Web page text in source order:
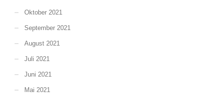
Oktober 2021
September 2021
August 2021
Juli 2021
Juni 2021
Mai 2021